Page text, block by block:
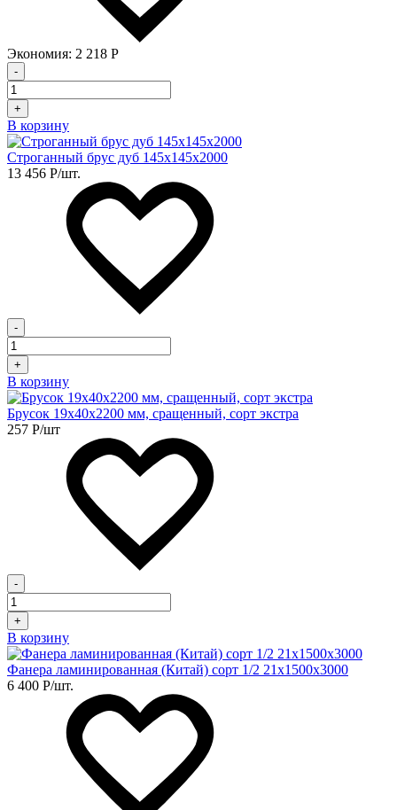
Экономия: 2 218 Р
-
+
В корзину
Строганный брус дуб 145х145х2000
13 456 Р/шт.
-
+
В корзину
Брусок 19х40х2200 мм, сращенный, сорт экстра
257 Р/шт
-
+
В корзину
Фанера ламинированная (Китай) сорт 1/2 21х1500х3000
6 400 Р/шт.